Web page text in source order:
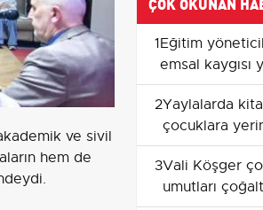
ve sivil
hem de
1Eğitim
emsal kaygısı
2Yaylalarda
çocuklara
3Vali Köşger
umutları